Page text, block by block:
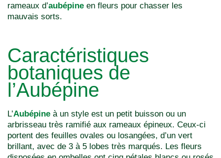
rameaux d’aubépine en fleurs pour chasser les
mauvais sorts.
Caractéristiques
botaniques de
l’Aubépine
L’Aubépine à un style est un petit buisson ou un
arbrisseau très ramifié aux rameaux épineux. Ceux-ci
portent des feuilles ovales ou losangées, d’un vert
brillant, avec de 3 à 5 lobes très marqués. Les fleurs